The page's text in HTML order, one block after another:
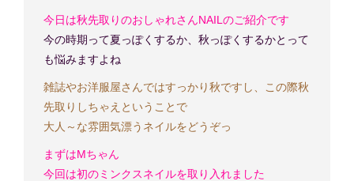
今日は秋先取りのおしゃれさんNAILのご紹介です
今の時期って夏っぽくするか、秋っぽくするかとって
も悩みますよね
雑誌やお洋服屋さんではすっかり秋ですし、この際秋
先取りしちゃえということで
大人～な雰囲気漂うネイルをどうぞっ
まずはMちゃん
今回は初のミンクスネイルを取り入れました